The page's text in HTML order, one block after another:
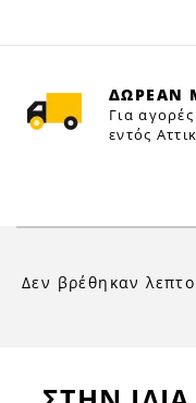
ΔΩΡΕΑΝ
Για
εντός
Δεν βρέθηκαν